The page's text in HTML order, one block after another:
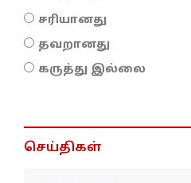
சரியானது
தவறானது
கருத்து இல்லை
செய்திகள்